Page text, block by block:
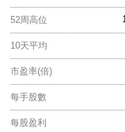
52周高位
10天平均
市盈率(倍)
每手股數
每股盈利